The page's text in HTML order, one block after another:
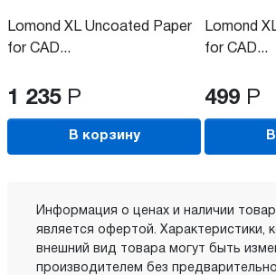
Lomond XL Uncoated Paper
for CAD...
1 235 Р
В корзину
Lomond
for CAD...
499 Р
Информация о ценах и наличии
является офертой. Характеристики,
внешний вид товара могут быть
производителем без